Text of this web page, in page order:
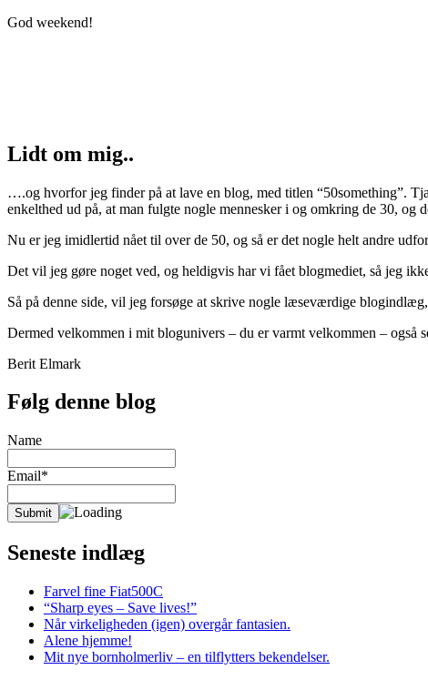
God weekend!
Lidt om mig..
….og hvorfor jeg finder på at lave en blog, med titlen “50something”.
enkelthed ud på, at man fulgte nogle mennesker i og omkring de 30, og
Nu er jeg imidlertid nået til over de 50, og så er det nogle helt andre
Det vil jeg gøre noget ved, og heldigvis har vi fået blogmediet, så jeg
Så på denne side, vil jeg forsøge at skrive nogle læseværdige
Dermed velkommen i mit blogunivers – du er varmt velkommen – også
Berit Elmark
Følg denne blog
Name
Email*
Seneste indlæg
Farvel fine Fiat500C
“Sharp eyes – Save lives!”
Når virkeligheden (igen) overgår fantasien.
Alene hjemme!
Mit nye bornholmerliv – en tilflytters bekendelser.